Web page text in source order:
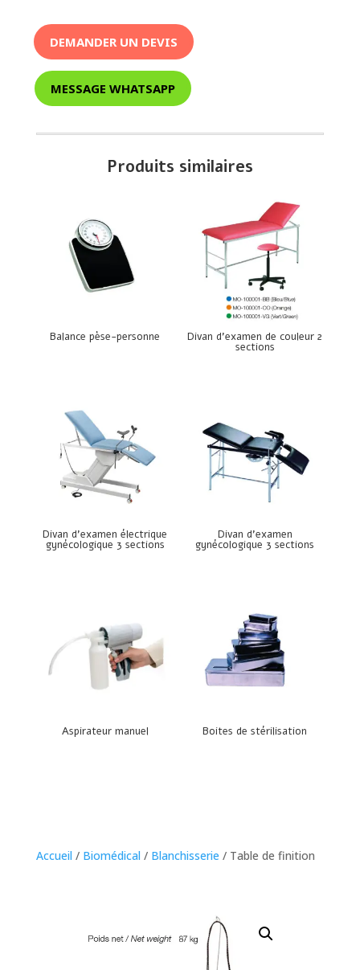
DEMANDER UN DEVIS
MESSAGE WHATSAPP
Produits similaires
Balance pèse-personne Divan d’examen de couleur 2
sections
Divan d’examen électrique
gynécologique 3 sections
Divan d’examen
gynécologique 3 sections
Aspirateur manuel Boites de stérilisation
Accueil / Biomédical / Blanchisserie / Table de finition